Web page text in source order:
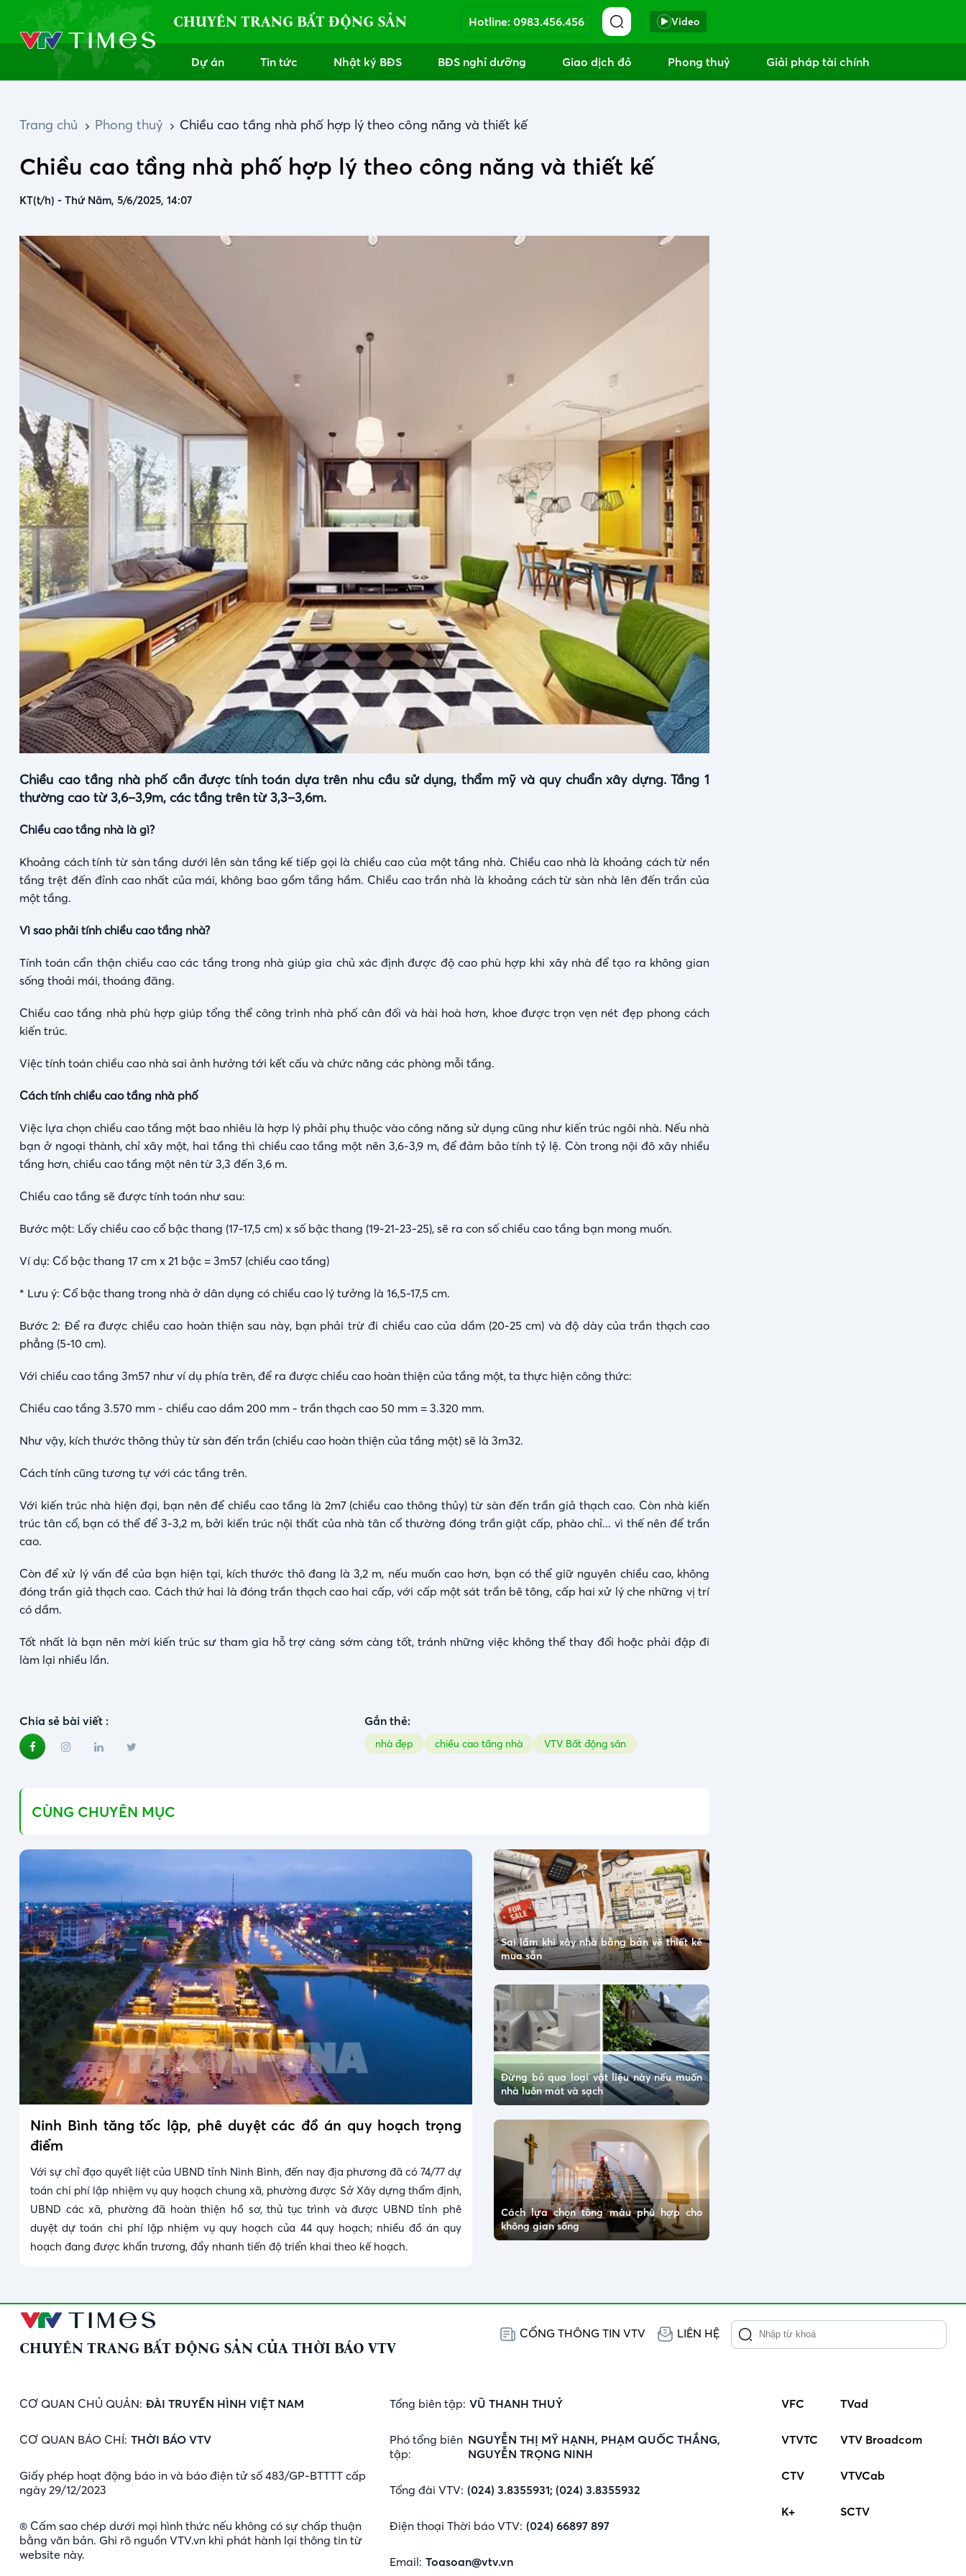
CHUYÊN TRANG BẤT ĐỘNG SẢN Hotline: 0983.456.456 Video
Dự án Tin tức Nhật ký BĐS BĐS nghỉ dưỡng Giao dịch đỏ Phong thuỷ Giải pháp tài chính
Trang chủ Phong thuỷ Chiều cao tầng nhà phố hợp lý theo công năng và thiết kế
Chiều cao tầng nhà phố hợp lý theo công năng và thiết kế
KT(t/h) - Thứ Năm, 5/6/2025, 14:07
Chiều cao tầng nhà phố cần được tính toán dựa trên nhu cầu sử dụng, thẩm mỹ và quy chuẩn xây dựng. Tầng 1
thường cao từ 3,6–3,9m, các tầng trên từ 3,3–3,6m.
Chiều cao tầng nhà là gì?
Khoảng cách tính từ sàn tầng dưới lên sàn tầng kế tiếp gọi là chiều cao của một tầng nhà. Chiều cao nhà là khoảng cách từ nền
tầng trệt đến đỉnh cao nhất của mái, không bao gồm tầng hầm. Chiều cao trần nhà là khoảng cách từ sàn nhà lên đến trần của
một tầng.
Vì sao phải tính chiều cao tầng nhà?
Tính toán cẩn thận chiều cao các tầng trong nhà giúp gia chủ xác định được độ cao phù hợp khi xây nhà để tạo ra không gian
sống thoải mái, thoáng đãng.
Chiều cao tầng nhà phù hợp giúp tổng thể công trình nhà phố cân đối và hài hoà hơn, khoe được trọn vẹn nét đẹp phong cách
kiến trúc.
Việc tính toán chiều cao nhà sai ảnh hưởng tới kết cấu và chức năng các phòng mỗi tầng.
Cách tính chiều cao tầng nhà phố
Việc lựa chọn chiều cao tầng một bao nhiêu là hợp lý phải phụ thuộc vào công năng sử dụng cũng như kiến trúc ngôi nhà. Nếu nhà
bạn ở ngoại thành, chỉ xây một, hai tầng thì chiều cao tầng một nên 3,6-3,9 m, để đảm bảo tính tỷ lệ. Còn trong nội đô xây nhiều
tầng hơn, chiều cao tầng một nên từ 3,3 đến 3,6 m.
Chiều cao tầng sẽ được tính toán như sau:
Bước một: Lấy chiều cao cổ bậc thang (17-17,5 cm) x số bậc thang (19-21-23-25), sẽ ra con số chiều cao tầng bạn mong muốn.
Ví dụ: Cổ bậc thang 17 cm x 21 bậc = 3m57 (chiều cao tầng)
* Lưu ý: Cổ bậc thang trong nhà ở dân dụng có chiều cao lý tưởng là 16,5-17,5 cm.
Bước 2: Để ra được chiều cao hoàn thiện sau này, bạn phải trừ đi chiều cao của dầm (20-25 cm) và độ dày của trần thạch cao
phẳng (5-10 cm).
Với chiều cao tầng 3m57 như ví dụ phía trên, để ra được chiều cao hoàn thiện của tầng một, ta thực hiện công thức:
Chiều cao tầng 3.570 mm - chiều cao dầm 200 mm - trần thạch cao 50 mm = 3.320 mm.
Như vậy, kích thước thông thủy từ sàn đến trần (chiều cao hoàn thiện của tầng một) sẽ là 3m32.
Cách tính cũng tương tự với các tầng trên.
Với kiến trúc nhà hiện đại, bạn nên để chiều cao tầng là 2m7 (chiều cao thông thủy) từ sàn đến trần giả thạch cao. Còn nhà kiến
trúc tân cổ, bạn có thể để 3-3,2 m, bởi kiến trúc nội thất của nhà tân cổ thường đóng trần giật cấp, phào chỉ... vì thế nên để trần
cao.
Còn để xử lý vấn đề của bạn hiện tại, kích thước thô đang là 3,2 m, nếu muốn cao hơn, bạn có thể giữ nguyên chiều cao, không
đóng trần giả thạch cao. Cách thứ hai là đóng trần thạch cao hai cấp, với cấp một sát trần bê tông, cấp hai xử lý che những vị trí
có dầm.
Tốt nhất là bạn nên mời kiến trúc sư tham gia hỗ trợ càng sớm càng tốt, tránh những việc không thể thay đổi hoặc phải đập đi
làm lại nhiều lần.
Chia sẻ bài viết : Gắn thẻ:
nhà đẹp chiều cao tầng nhà VTV Bất động sản
CÙNG CHUYÊN MỤC
Ninh Bình tăng tốc lập, phê duyệt các đồ án quy hoạch trọng
điểm
Với sự chỉ đạo quyết liệt của UBND tỉnh Ninh Bình, đến nay địa phương đã có 74/77 dự
toán chi phí lập nhiệm vụ quy hoạch chung xã, phường được Sở Xây dựng thẩm định,
UBND các xã, phường đã hoàn thiện hồ sơ, thủ tục trình và được UBND tỉnh phê
duyệt dự toán chi phí lập nhiệm vụ quy hoạch của 44 quy hoạch; nhiều đồ án quy
hoạch đang được khẩn trương, đẩy nhanh tiến độ triển khai theo kế hoạch.
Sai lầm khi xây nhà bằng bản vẽ thiết kế
mua sẵn
Đừng bỏ qua loại vật liệu này nếu muốn
nhà luôn mát và sạch
Cách lựa chọn tông màu phù hợp cho
không gian sống
CHUYÊN TRANG BẤT ĐỘNG SẢN CỦA THỜI BÁO VTV
CỔNG THÔNG TIN VTV LIÊN HỆ
CƠ QUAN CHỦ QUẢN: ĐÀI TRUYỀN HÌNH VIỆT NAM
CƠ QUAN BÁO CHÍ: THỜI BÁO VTV
Giấy phép hoạt động báo in và báo điện tử số 483/GP-BTTTT cấp
ngày 29/12/2023
® Cấm sao chép dưới mọi hình thức nếu không có sự chấp thuận
bằng văn bản. Ghi rõ nguồn VTV.vn khi phát hành lại thông tin từ
website này.
Tổng biên tập: VŨ THANH THUỶ
Phó tổng biên
tập:
NGUYỄN THỊ MỸ HẠNH, PHẠM QUỐC THẮNG,
NGUYỄN TRỌNG NINH
Tổng đài VTV: (024) 3.8355931; (024) 3.8355932
Điện thoại Thời báo VTV: (024) 66897 897
Email: Toasoan@vtv.vn
VFC
VTVTC
CTV
K+
TVad
VTV Broadcom
VTVCab
SCTV